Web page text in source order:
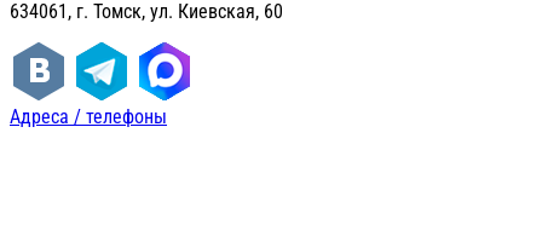
634061, г. Томск, ул. Киевская, 60
Адреса / телефоны